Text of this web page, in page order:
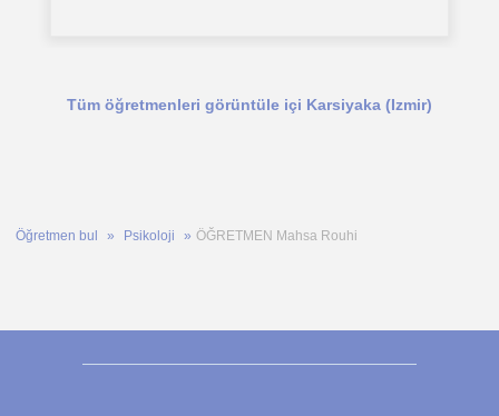
Tüm öğretmenleri görüntüle içi Karsiyaka (Izmir)
Öğretmen bul Psikoloji ÖĞRETMEN Mahsa Rouhi